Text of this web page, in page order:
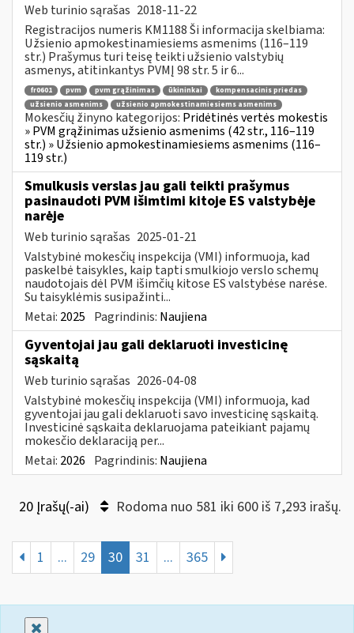
Web turinio sąrašas 2018-11-22
Registracijos numeris KM1188 Ši informacija skelbiama:
Užsienio apmokestinamiesiems asmenims (116–119
str.) Prašymus turi teisę teikti užsienio valstybių
asmenys, atitinkantys PVMĮ 98 str. 5 ir 6...
fr0601 pvm pvm grąžinimas ūkininkai
kompensacinis priedas
užsienio asmenims
užsienio apmokestinamiesiems asmenims
Mokesčių žinyno kategorijos: Pridėtinės vertės mokestis
» PVM grąžinimas užsienio asmenims (42 str., 116–119
str.) » Užsienio apmokestinamiesiems asmenims (116–
119 str.)
Smulkusis verslas jau gali teikti prašymus
pasinaudoti PVM išimtimi kitoje ES valstybėje
narėje
Web turinio sąrašas 2025-01-21
Valstybinė mokesčių inspekcija (VMI) informuoja, kad
paskelbė taisykles, kaip tapti smulkiojo verslo schemų
naudotojais dėl PVM išimčių kitose ES valstybėse narėse.
Su taisyklėmis susipažinti...
Metai: 2025 Pagrindinis: Naujiena
Gyventojai jau gali deklaruoti investicinę
sąskaitą
Web turinio sąrašas 2026-04-08
Valstybinė mokesčių inspekcija (VMI) informuoja, kad
gyventojai jau gali deklaruoti savo investicinę sąskaitą.
Investicinė sąskaita deklaruojama pateikiant pajamų
mokesčio deklaraciją per...
Metai: 2026 Pagrindinis: Naujiena
20 Įrašų(-ai) Rodoma nuo 581 iki 600 iš 7,293 irašų.
1 ... 29 30 31 ... 365